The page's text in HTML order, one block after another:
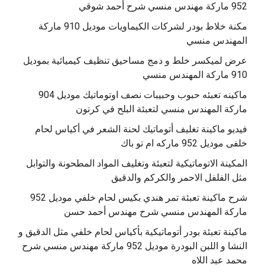
مكنة خلاط بودر لشركات الكيماويات موديل 910 ماركة
المهندس منسي
عرض لميكسر خلط و دمج مساحيق تنظيف كيميائية بموديل
910 ماركة المهندس منسي
‫ماكينه تعبئه حبوب وحبيبات نصف اوتوماتيك موديل 904
‫فيديو ماكينة تغليف أتوماتيك لحنة الشعر في أكياس لحام
خلفى موديل 952 ماركه ام تو باك
المكينة الاتوماتيكية لتعبئة وتغليف المواد المطحونة والتوابل
مثل الفلفل الاحمر والكركم والدقيق
‫شرح ماكينة تعبئة تمر هندي بكيس لحام خلفي موديل 952
ماكينة تعبئة بودر أتوماتيكية بأكياس لحام خلفي مثل الدقيق و
النشا و اللبن البودرة موديل 952 ماركة مهندس منسي شرح
محمد عبد اللاه